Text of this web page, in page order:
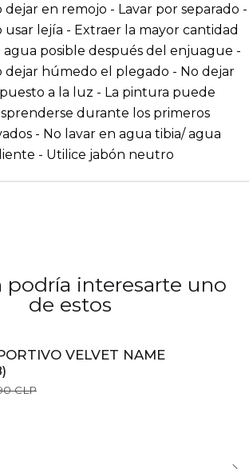
dejar en remojo - Lavar por separado -
usar lejía - Extraer la mayor cantidad
agua posible después del enjuague -
dejar húmedo el plegado - No dejar
a la luz - La pintura puede
durante los primeros
- No lavar en agua tibia/ agua
- Utilice jabón neutro
podría interesarte uno
de estos
VELVET NAME
CLP